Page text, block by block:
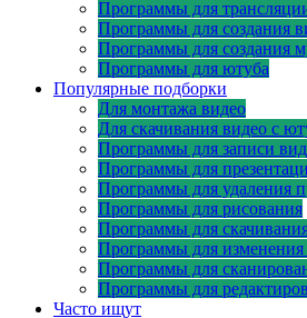
Программы для
Программы для создания
Программы для создания
Программы для ютуба
Популярные подборки
Для монтажа видео
Для скачивания видео с
Программы для записи
Программы для
Программы для удаления
Программы для рисования
Программы для
Программы для изменения
Программы для
Программы для
Часто ищут